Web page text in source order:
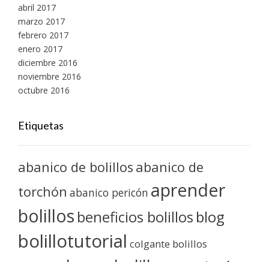
abril 2017
marzo 2017
febrero 2017
enero 2017
diciembre 2016
noviembre 2016
octubre 2016
Etiquetas
abanico de bolillos abanico de
torchón abanico pericón aprender
bolillos beneficios bolillos blog
bolillotutorial colgante bolillos